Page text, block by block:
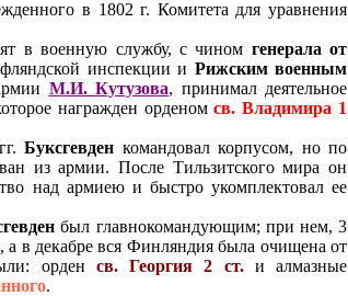
в 1802 г. Комитета для уравнения
военную службу, с чином генерала от
инспекции и Рижским военным
М.И. Кутузова, принимал деятельное
награжден орденомсв. Владимира 1
гг.Буксгевден командовал корпусом, но по
из армии. После Тильзитского мира он
над армиею и быстро укомплектовал ее
был главнокомандующим; при нем, 3
а в декабре вся Финляндия была очищена от
орден св. Георгия 2 ст.и алмазные
.